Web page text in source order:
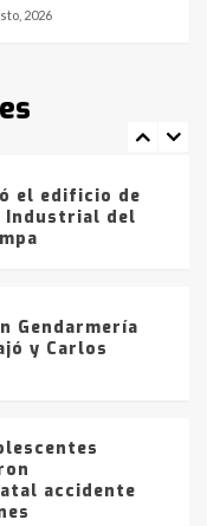
2026
en la
el edificio de
Industrial del
Gendarmería
y Carlos
accidente